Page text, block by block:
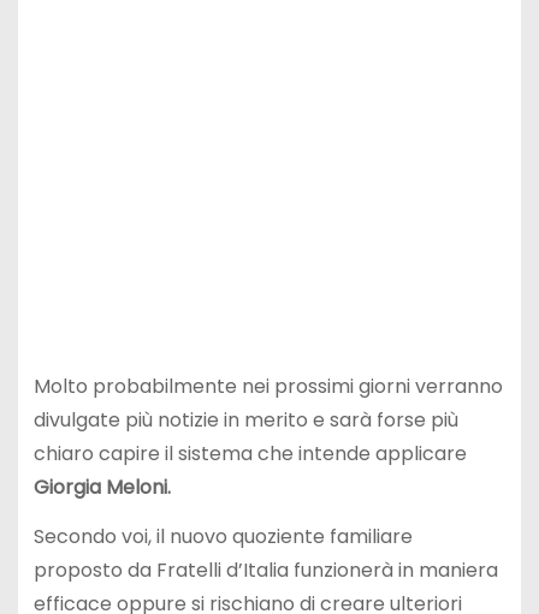
Molto probabilmente nei prossimi giorni verranno
divulgate più notizie in merito e sarà forse più
chiaro capire il sistema che intende applicare
Giorgia Meloni.
Secondo voi, il nuovo quoziente familiare
proposto da Fratelli d’Italia funzionerà in maniera
efficace oppure si rischiano di creare ulteriori